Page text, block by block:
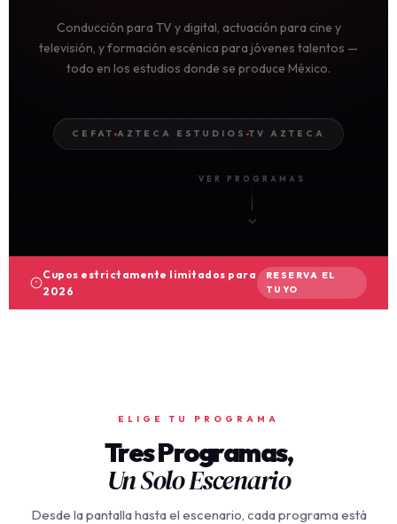
Conducción para TV y digital, actuación para cine y
televisión, y formación escénica para jóvenes talentos —
todo en los estudios donde se produce México.
CEFAT AZTECA ESTUDIOS TV AZTECA
VER PROGRAMAS
Cupos estrictamente limitados para
2026
RESERVA EL
TUYO
ELIGE TU PROGRAMA
Tres Programas,
Un Solo Escenario
Desde la pantalla hasta el escenario, cada programa está